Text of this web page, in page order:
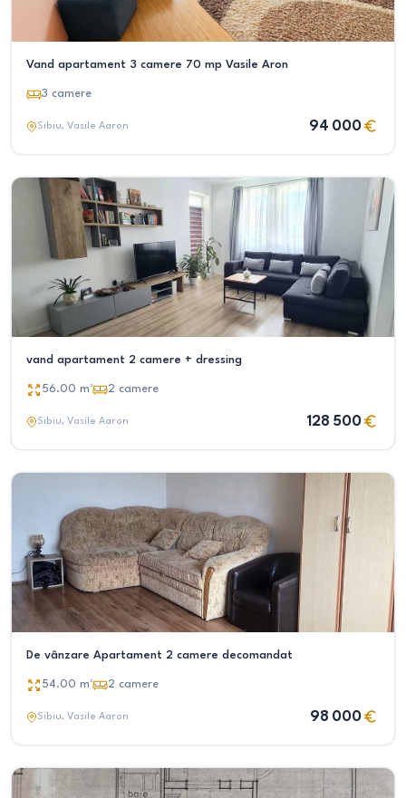
Vand apartament 3 camere 70 mp Vasile Aron
3 camere
Sibiu, Vasile Aaron 94 000
vand apartament 2 camere + dressing
56.00 m² 2 camere
Sibiu, Vasile Aaron 128 500
De vânzare Apartament 2 camere decomandat
54.00 m² 2 camere
Sibiu, Vasile Aaron 98 000